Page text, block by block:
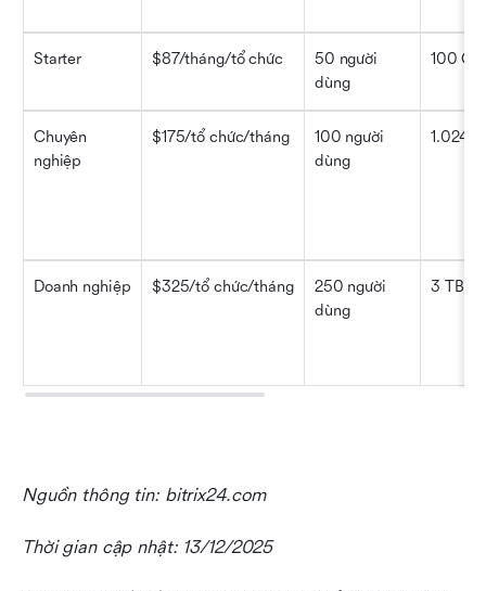
Starter $87/tháng/tổ chức
50 người
dùng
100 GB
Chuyên
nghiệp
$175/tổ chức/tháng
100 người
dùng
1.024
Doanh nghiệp $325/tổ chức/tháng
250 người
dùng
3 TB
Nguồn thông tin: bitrix24.com
Thời gian cập nhật: 13/12/2025